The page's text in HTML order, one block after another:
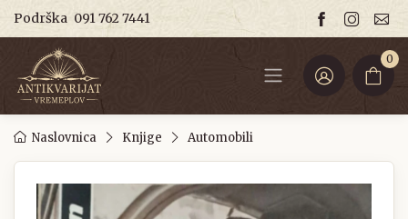
Podrška 091 762 7441
0
Naslovnica Knjige Automobili